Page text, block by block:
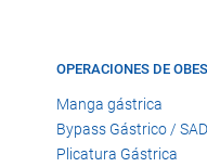
OPERACIONES DE
Manga gástrica
Bypass Gástrico /
Plicatura Gástrica